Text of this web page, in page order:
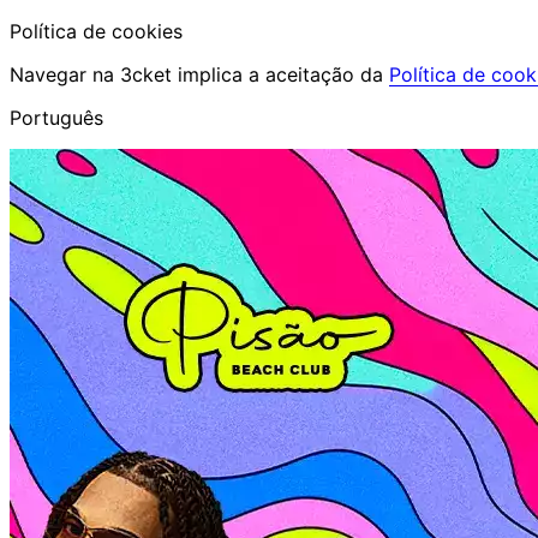
Política de cookies
Navegar na 3cket implica a aceitação da Política de
Português